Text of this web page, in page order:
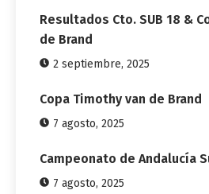
Resultados Cto. SUB 18 &
de Brand
2 septiembre, 2025
Copa Timothy van de Brand
7 agosto, 2025
Campeonato de Andalucía
7 agosto, 2025